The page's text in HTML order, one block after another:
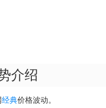
介绍
经典价格波动。